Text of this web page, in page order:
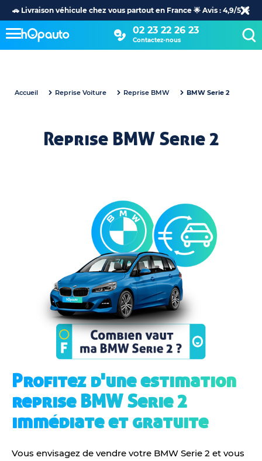
🚗 Livraison véhicule chez vous partout en France 🌟 Avis : 4,9/5 🌟
02 23 22 26 23
Contactez-nous
Accueil Reprise Voiture Reprise BMW BMW Serie 2
Reprise BMW Serie 2
Profitez d'une estimation
reprise BMW Serie 2
immédiate et gratuite
Vous envisagez de vendre votre BMW Serie 2 et vous